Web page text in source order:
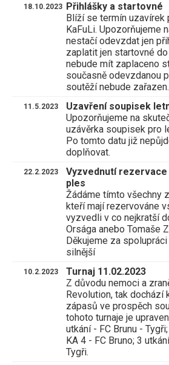
18.10.2023
Přihlášky a startovné
Blíží se termín uzavírek
KaFuLi. Upozorňujeme
nestačí odevzdat jen
zaplatit jen startovné
nebude mít zaplaceno
současně odevzdanou
soutěží nebude zařazen.
11.5.2023
Uzavření soupisek
Upozorňujeme na
uzávěrka soupisek pro
Po tomto datu již
doplňovat.
22.2.2023
Vyzvednutí
ples
Žádáme tímto všechny
kteří mají rezervováne
vyzvedli v co nejkratší
Orsága anebo Tomaše
Děkujeme za
silnější
10.2.2023
Turnaj 11.02.2023
Z důvodu nemoci a
Revolution, tak dochází
zápasů ve prospěch
tohoto turnaje je
utkání - FC Brunu -
KA 4 - FC Bruno; 3
Tygři.